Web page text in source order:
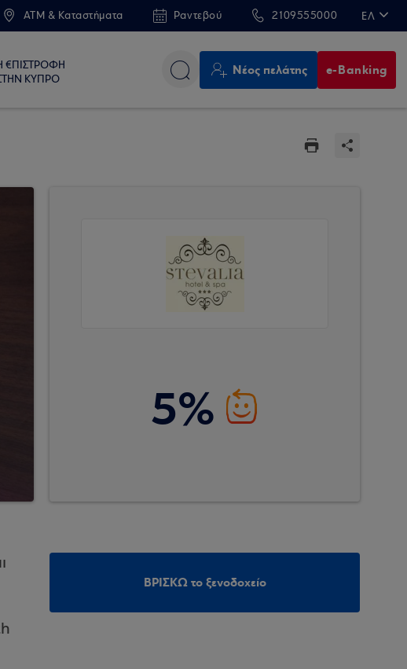
ATM & Καταστήματα Ραντεβού 2109555000 ΕΛ
€ΠΙΣΤΡΟΦΗ
ΚΥΠΡΟ
Νέος πελάτης e-Banking
5%
ΒΡΙΣΚΩ το ξενοδοχείο